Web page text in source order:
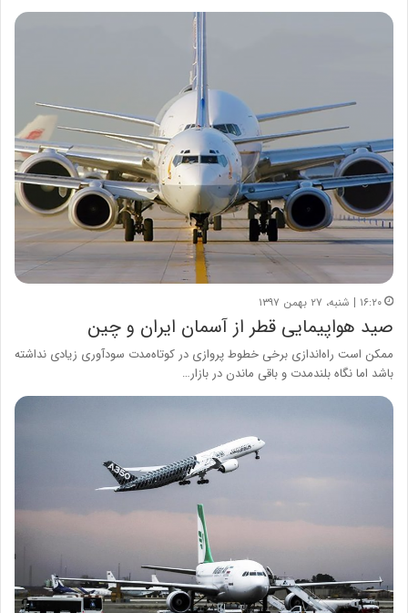
۱۶:۲۰ | شنبه، ۲۷ بهمن ۱۳۹۷
صید هواپیمایی قطر از آسمان ایران و چین
ممکن است راه‌اندازی برخی خطوط پروازی در کوتاه‌مدت سودآوری زیادی نداشته
باشد اما نگاه بلندمدت و باقی ماندن در بازار…